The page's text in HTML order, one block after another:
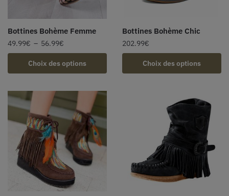
Bottines Bohème Femme
49.99€ – 56.99€
Choix des options
Bottines Bohème Chic
202.99€
Choix des options